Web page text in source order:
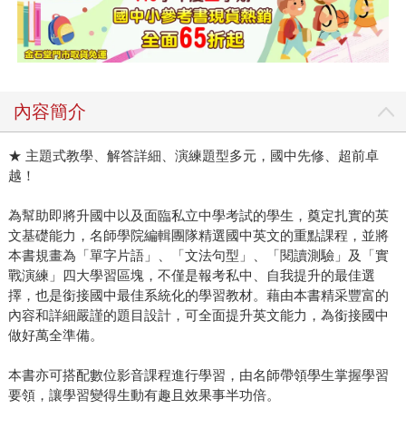
內容簡介
★ 主題式教學、解答詳細、演練題型多元，國中先修、超前卓
越！
為幫助即將升國中以及面臨私立中學考試的學生，奠定扎實的英
文基礎能力，名師學院編輯團隊精選國中英文的重點課程，並將
本書規畫為「單字片語」、「文法句型」、「閱讀測驗」及「實
戰演練」四大學習區塊，不僅是報考私中、自我提升的最佳選
擇，也是銜接國中最佳系統化的學習教材。藉由本書精采豐富的
內容和詳細嚴謹的題目設計，可全面提升英文能力，為銜接國中
做好萬全準備。
本書亦可搭配數位影音課程進行學習，由名師帶領學生掌握學習
要領，讓學習變得生動有趣且效果事半功倍。